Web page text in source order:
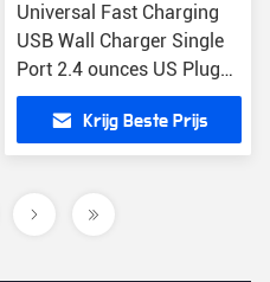
Universal Fast Charging
USB Wall Charger Single
Port 2.4 ounces US Plug
met
overstroombescherming
Krijg Beste Prijs